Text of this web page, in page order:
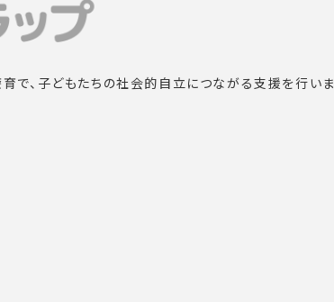
で、子どもたちの社会的自立につながる支援を行いま